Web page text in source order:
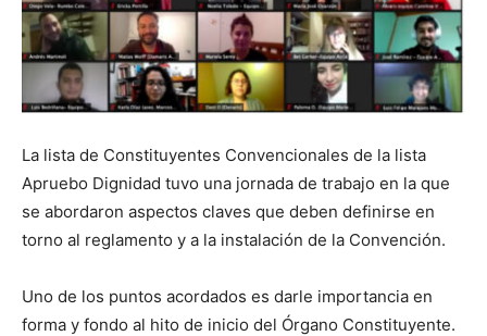
La lista de Constituyentes Convencionales de la lista
Apruebo Dignidad tuvo una jornada de trabajo en la que
se abordaron aspectos claves que deben definirse en
torno al reglamento y a la instalación de la Convención.
Uno de los puntos acordados es darle importancia en
forma y fondo al hito de inicio del Órgano Constituyente.